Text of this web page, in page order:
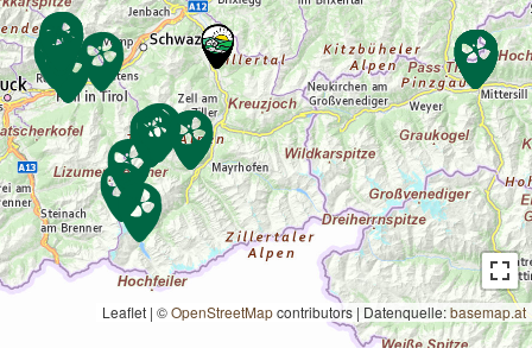
Leaflet | ©OpenStreetMapcontributors | Datenquelle:basemap.at